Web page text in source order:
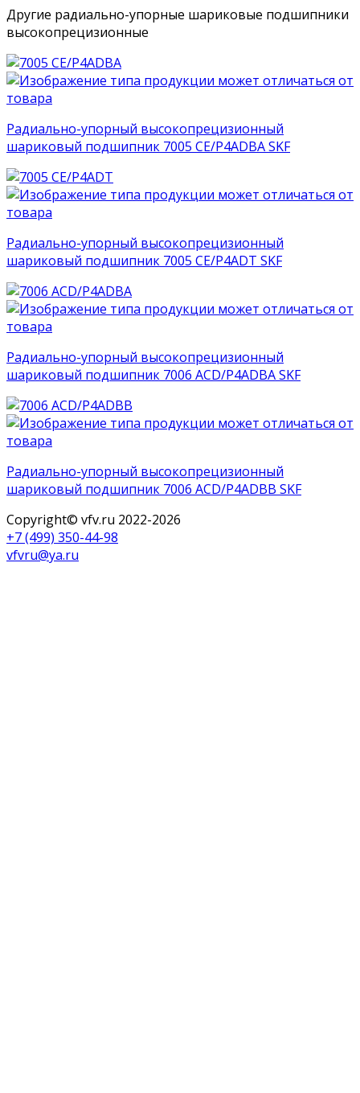
Другие радиально-упорные шариковые подшипники
высокопрецизионные
Радиально-упорный высокопрецизионный
шариковый подшипник 7005 CE/P4ADBA SKF
Радиально-упорный высокопрецизионный
шариковый подшипник 7005 CE/P4ADT SKF
Радиально-упорный высокопрецизионный
шариковый подшипник 7006 ACD/P4ADBA SKF
Радиально-упорный высокопрецизионный
шариковый подшипник 7006 ACD/P4ADBB SKF
Copyright© vfv.ru 2022-2026
+7 (499) 350-44-98
vfvru@ya.ru